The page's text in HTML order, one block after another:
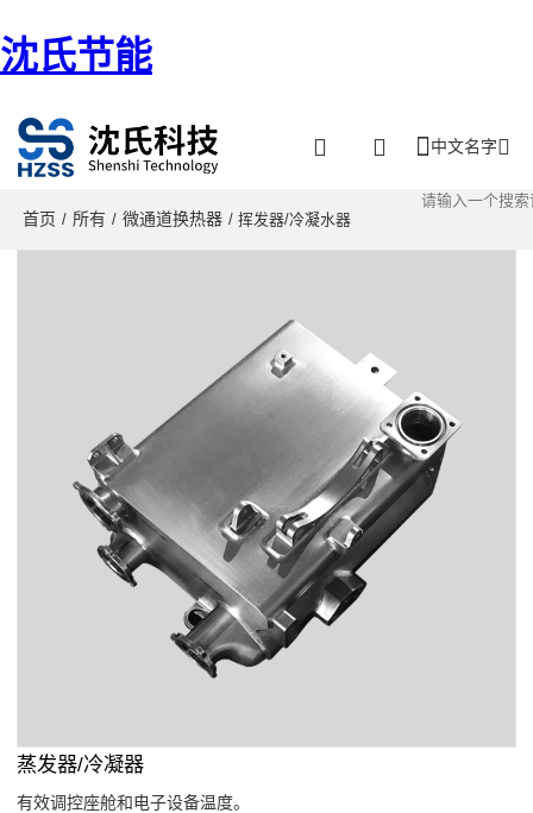
沈氏节能
中文名字
首页 / 所有 / 微通道换热器 / 挥发器/冷凝水器
蒸发器/冷凝器
有效调控座舱和电子设备温度。